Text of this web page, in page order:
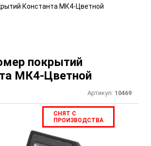
Константа МК4-Цветной
покрытий
МК4-Цветной
Артикул: 10469
СНЯТ С
ПРОИЗВОДСТВА